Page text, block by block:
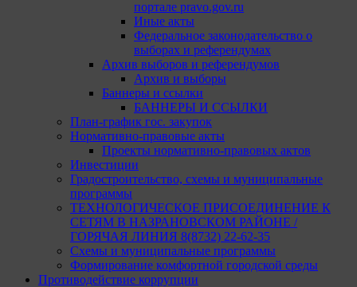
портале pravo.gov.ru
Иные акты
Федеральное законодательство о
выборах и референдумах
Архив выборов и референдумов
Архив и выборы
Баннеры и ссылки
БАННЕРЫ И ССЫЛКИ
План-график гос. закупок
Нормативно-правовые акты
Проекты нормативно-правовых актов
Инвестиции
Градостроительство, схемы и муниципальные
программы
ТЕХНОЛОГИЧЕСКОЕ ПРИСОЕДИНЕНИЕ К
СЕТЯМ В НАЗРАНОВСКОМ РАЙОНЕ /
ГОРЯЧАЯ ЛИНИЯ 8(8732) 22-62-35
Схемы и муниципальные программы
Формирование комфортной городской среды
Противодействие коррупции